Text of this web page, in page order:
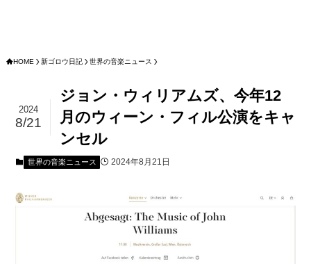
HOME 新ゴロウ日記 世界の音楽ニュース
ジョン・ウィリアムズ、今年12
月のウィーン・フィル公演をキャ
ンセル
2024
8/21
世界の音楽ニュース 2024年8月21日